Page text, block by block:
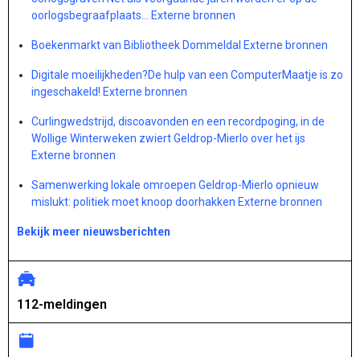
oorlogsbegraafplaats… Externe bronnen
Boekenmarkt van Bibliotheek Dommeldal Externe bronnen
Digitale moeilijkheden?De hulp van een ComputerMaatje is zo
ingeschakeld! Externe bronnen
Curlingwedstrijd, discoavonden en een recordpoging, in de
Wollige Winterweken zwiert Geldrop-Mierlo over het ijs
Externe bronnen
Samenwerking lokale omroepen Geldrop-Mierlo opnieuw
mislukt: politiek moet knoop doorhakken Externe bronnen
Bekijk meer nieuwsberichten
112-meldingen